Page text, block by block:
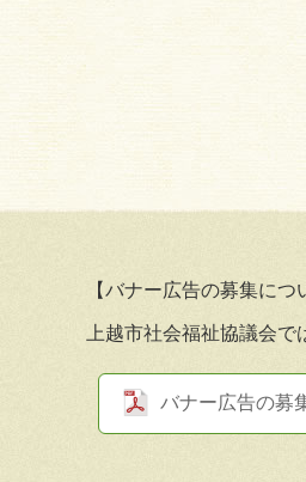
【バナー広告の募集につ
上越市社会福祉協議会
バナー広告の募